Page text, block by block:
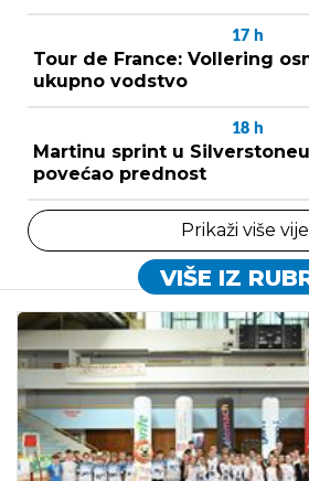
17 h
Tour de France: Vollering
ukupno vodstvo
18 h
Martinu sprint u
povećao prednost
Prikaži više
VIŠE IZ